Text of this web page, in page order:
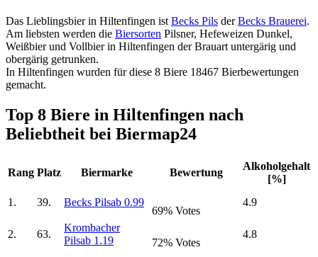
Das Lieblingsbier in Hiltenfingen ist Becks Pils derBecks Brauerei.
Am liebsten werden die Biersorten Pilsner, Hefeweizen Dunkel,
Weißbier und Vollbier in Hiltenfingen der Brauart untergärig und
obergärig getrunken.
In Hiltenfingen wurden für diese 8 Biere 18467 Bierbewertungen
gemacht.
Top 8 Biere in Hiltenfingen nach
Beliebtheit bei Biermap24
Rang Platz Biermarke Bewertung
Alkoholgehalt
[%]
1.
39. Becks Pilsab 0.99
69% Votes
4.9
2. 63.
Krombacher
Pilsab 1.19 72% Votes
4.8